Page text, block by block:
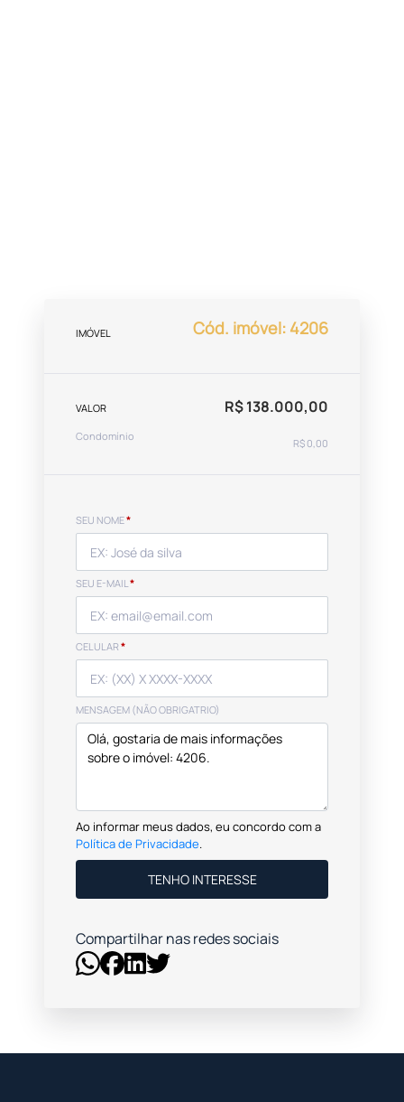
IMÓVEL Cód. imóvel: 4206
VALOR R$ 138.000,00
Condomínio
R$ 0,00
SEU NOME*
SEU E-MAIL*
CELULAR *
MENSAGEM (NÃO OBRIGATRIO)
Ao informar meus dados, eu concordo com a
Política de Privacidade.
TENHO INTERESSE
Compartilhar nas redes sociais